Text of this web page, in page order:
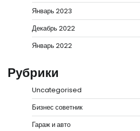
Январь 2023
Декабрь 2022
Январь 2022
Рубрики
Uncategorised
Бизнес советник
Гараж и авто